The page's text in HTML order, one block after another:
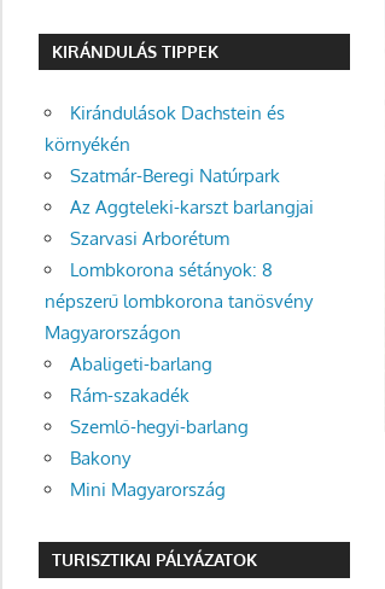
KIRÁNDULÁS TIPPEK
Kirándulások Dachstein és
környékén
Szatmár-Beregi Natúrpark
Az Aggteleki-karszt barlangjai
Szarvasi Arborétum
Lombkorona sétányok: 8
népszerű lombkorona tanösvény
Magyarországon
Abaligeti-barlang
Rám-szakadék
Szemlő-hegyi-barlang
Bakony
Mini Magyarország
TURISZTIKAI PÁLYÁZATOK